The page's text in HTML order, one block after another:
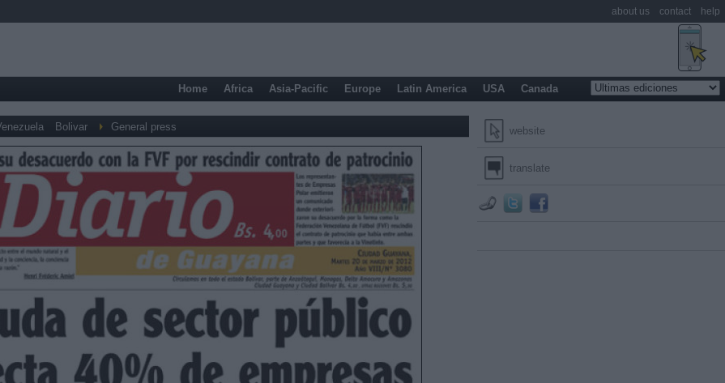
Home Africa Asia-Pacific Europe Latin America USA Canada
website
translate
Bolivar General press
about us contact help